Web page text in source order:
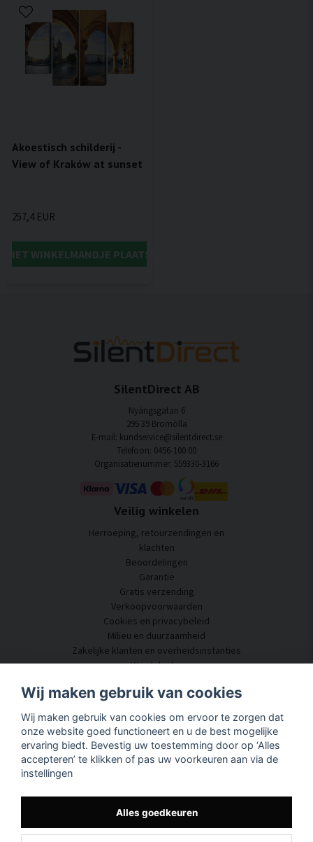
Akoestisch schilderij -
View of Kraków at sunset
257,4 EUR
HET WINKELMANDJE PLAATSEN
SilentDirect AB
Nyängsgatan 6
295 39 Bromölla
E-mail: kundservice@silentdirect.se
Telefoon: 0456-100 00
Organisatienummer: 559330-3166
Veilig winkelen
Herroeping, retourzendingen en
klachten
Beoordelingen
Garantie
Gratis verzending
Verkoopvoorwaarden
Cookies en privacybeleid
Milieu en duurzaamheid
Zakelijke klanten en overheidsinstanties
Word dealer
Klantenservice
Neem contact met ons op
Akoestisch advies
Montage en installatie
Vragen en antwoorden
Volg uw pakket hier
Over SilentDirect
Wij maken gebruik van cookies
Wij maken gebruik van cookies om ervoor te zorgen dat
onze website goed functioneert en u de best mogelijke
ervaring biedt. Bevestig uw toestemming door op ‘Alles
accepteren’ te klikken of pas uw voorkeuren aan via de
instellingen
Alles goedkeuren